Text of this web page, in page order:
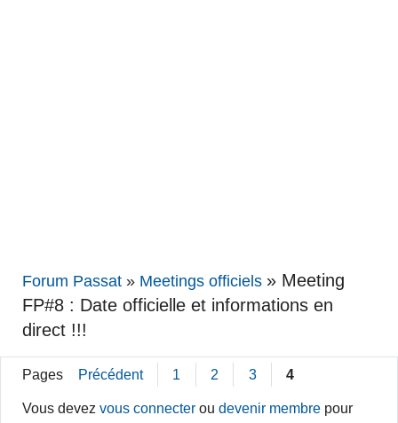
Forum Passat » Meetings officiels » Meeting
FP#8 : Date officielle et informations en
direct !!!
Pages Précédent 1 2 3 4
Vous devezvous connecter oudevenir membre pour